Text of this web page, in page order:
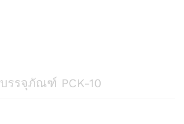
บรรจุภัณฑ์ PCK-10